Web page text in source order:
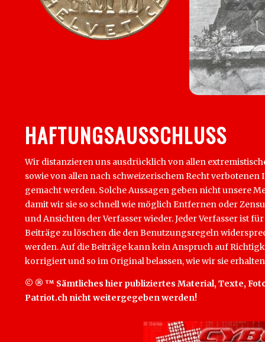
HAFTUNGSAUSSCHLUSS
Wir distanzieren uns ausdrücklich von allen
sowie von allen nach schweizerischem Recht
gemacht werden. Solche Aussagen geben nicht unsere
damit wir sie so schnell wie möglich Entfernen oder
und Ansichten der Verfasser wieder. Jeder Verfasser ist
Beiträge zu löschen die den Benutzungsregeln
werden. Auf die Beiträge kann kein Anspruch auf
korrigiert und so im Original belassen, wie wir sie
© ® ™ Sämtliches hier publiziertes Material, Texte,
Patriot.ch nicht weitergegeben werden!